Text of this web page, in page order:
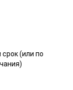
(или по